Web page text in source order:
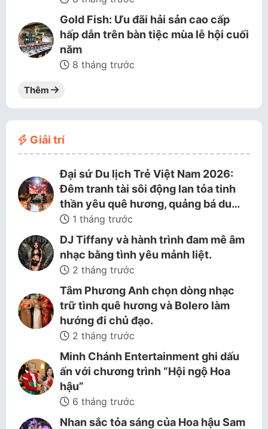
Gold Fish: Ưu đãi hải sản cao cấp
hấp dẫn trên bàn tiệc mùa lễ hội cuối
năm
8 tháng trước
Thêm
Giải trí
Đại sứ Du lịch Trẻ Việt Nam 2026:
Đêm tranh tài sôi động lan tỏa tinh
thần yêu quê hương, quảng bá du…
1 tháng trước
DJ Tiffany và hành trình đam mê âm
nhạc bằng tình yêu mảnh liệt.
2 tháng trước
Tâm Phương Anh chọn dòng nhạc
trữ tình quê hương và Bolero làm
hướng đi chủ đạo.
2 tháng trước
Minh Chánh Entertainment ghi dấu
ấn với chương trình “Hội ngộ Hoa
hậu”
6 tháng trước
Nhan sắc tỏa sáng của Hoa hậu Sam